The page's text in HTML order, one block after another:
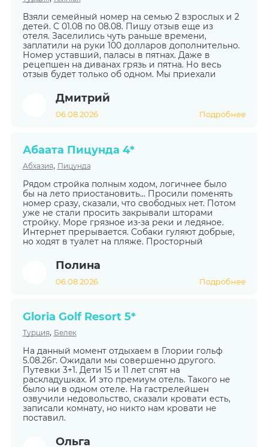
Взяли семейный номер на семью 2 взрослых и 2
детей. С 01.08 по 08.08. Пишу отзыв еще из
отеля. Заселились чуть раньше времени,
заплатили на руки 100 долларов дополнительно.
Номер уставший, паласы в пятнах. Даже в
рецепшен на диванах грязь и пятна. Но весь
отзыв будет только об одном. Мы приехали
Дмитрий
06.08.2026 Подробнее
Абаата Пицунда 4*
Абхазия, Пицунда
Рядом стройка полным ходом, логичнее было
бы на лето приостановить... Просили поменять
номер сразу, сказали, что свободных нет. Потом
уже не стали просить закрывали шторами
стройку. Море грязное из-за реки и ледяное.
Интернет прерывается. Собаки гуляют добрые,
но ходят в туалет на пляже. Просторный
Полина
06.08.2026 Подробнее
Gloria Golf Resort 5*
Турция, Белек
На данный момент отдыхаем в Глории гольф
5.08.26г. Ожидали мы совершенно другого.
Путевки 3+1. Дети 15 и 11 лет спят на
раскладушках. И это премиум отель. Такого не
было ни в одном отеле. На гастрелейшен
озвучили недовольство, сказали кровати есть,
записали комнату, но никто нам кровати не
поставил.
Ольга